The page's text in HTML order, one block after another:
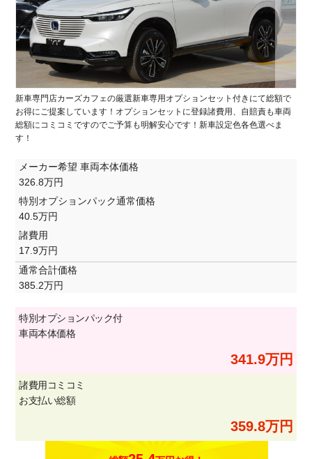
新車専門店カーズカフェの厳選新車専用オプションセット付きにて総額で
お得にご提案しています！オプションセットに登録諸費用、自賠責も車両
総額にコミコミですのでご予算も明解安心です！新車設定色各色選べま
す！
メーカー希望 車両本体価格
326.8万円
特別オプションパック通常価格
40.5万円
諸費用
17.9万円
通常合計価格
385.2万円
特別オプションパック付
車両本体価格
341.9万円
諸費用コミコミ
お支払い総額
359.8万円